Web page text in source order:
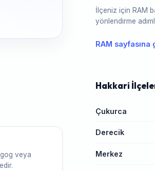
veya
İlçeniz için RAM
yönlendirme
RAM sayfasına
Hakkari
Çukurca
Derecik
Merkez